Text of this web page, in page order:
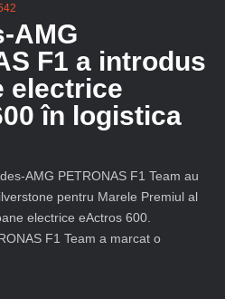
AMG
F1 a introdus
electrice
în logistica
AMG PETRONAS F1 Team au
pentru Marele Premiul al
electrice eActros 600.
F1 Team a marcat o